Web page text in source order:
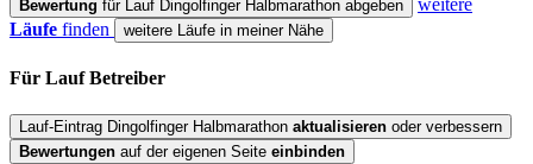
Bewertung für Lauf Dingolfinger Halbmarathon abgeben
weitere
Läufe finden weitere Läufe in meiner Nähe
Für LaufBetreiber
Lauf-Eintrag Dingolfinger Halbmarathon aktualisieren oder verbessern
Bewertungen auf der eigenen Seite einbinden